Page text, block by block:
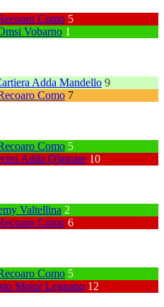
Como 5
Vobarno 1
Adda Mandello 9
Como 7
Como 5
Adda Olginate 10
Valtellina 2
Como 6
Como 5
Motor Legnano 12